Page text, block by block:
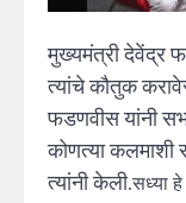
मुख्यमंत्री देवेंद्र
त्यांचे कौतुक
फडणवीस यांनी
कोणत्या कलमाशी
त्यांनी केली.सध्या